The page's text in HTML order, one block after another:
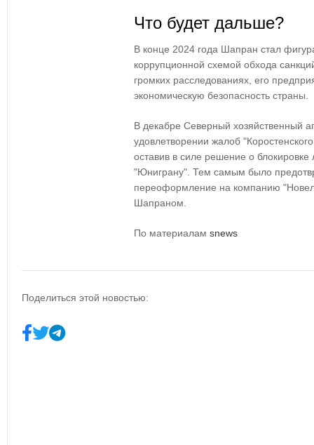
Что будет дальше?
В конце 2024 года Шапран стал
коррупционной схемой обхода
громких расследованиях, его
экономическую безопасность страны.
В декабре Северный хозяйственный
удовлетворении жалоб
оставив в силе решение о
"Юниграну". Тем самым было
переоформление на компанию
Шапраном.
По материалам snews
Поделиться этой новостью: